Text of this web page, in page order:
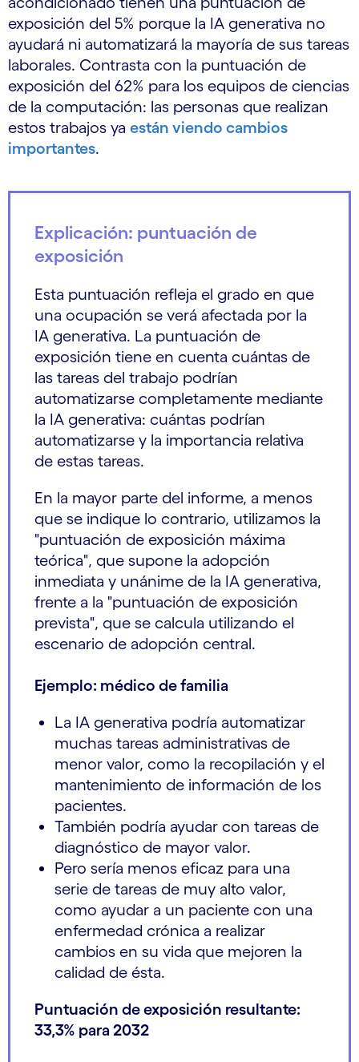
exposición del 5% porque la IA generativa no
ayudará ni automatizará la mayoría de sus tareas
laborales. Contrasta con la puntuación de
exposición del 62% para los equipos de ciencias
de la computación: las personas que realizan
estos trabajos ya están viendo cambios
importantes.
Explicación: puntuación de
exposición
Esta puntuación refleja el grado en que
una ocupación se verá afectada por la
IA generativa. La puntuación de
exposición tiene en cuenta cuántas de
las tareas del trabajo podrían
automatizarse completamente mediante
la IA generativa: cuántas podrían
automatizarse y la importancia relativa
de estas tareas.
En la mayor parte del informe, a menos
que se indique lo contrario, utilizamos la
"puntuación de exposición máxima
teórica", que supone la adopción
inmediata y unánime de la IA generativa,
frente a la "puntuación de exposición
prevista", que se calcula utilizando el
escenario de adopción central.
Ejemplo: médico de familia
La IA generativa podría automatizar
muchas tareas administrativas de
menor valor, como la recopilación y el
mantenimiento de información de los
pacientes.
También podría ayudar con tareas de
diagnóstico de mayor valor.
Pero sería menos eficaz para una
serie de tareas de muy alto valor,
como ayudar a un paciente con una
enfermedad crónica a realizar
cambios en su vida que mejoren la
calidad de ésta.
Puntuación de exposición resultante:
33,3% para 2032